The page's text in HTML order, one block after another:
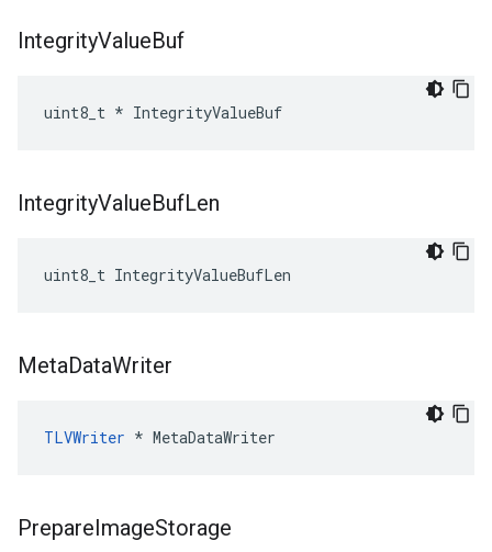
IntegrityValueBuf
uint8_t * IntegrityValueBuf
IntegrityValueBufLen
uint8_t IntegrityValueBufLen
MetaDataWriter
TLVWriter * MetaDataWriter
PrepareImageStorage